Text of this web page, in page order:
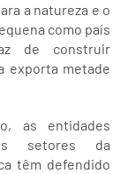
a natureza e o
como país
de construir
exporta metade
as entidades
setores da
têm defendido